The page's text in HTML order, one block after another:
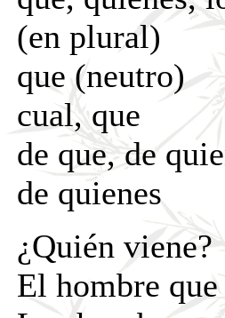
(en plural)
que (neutro)
cual, que
de que, de
de quienes
¿Quién viene?
El hombre